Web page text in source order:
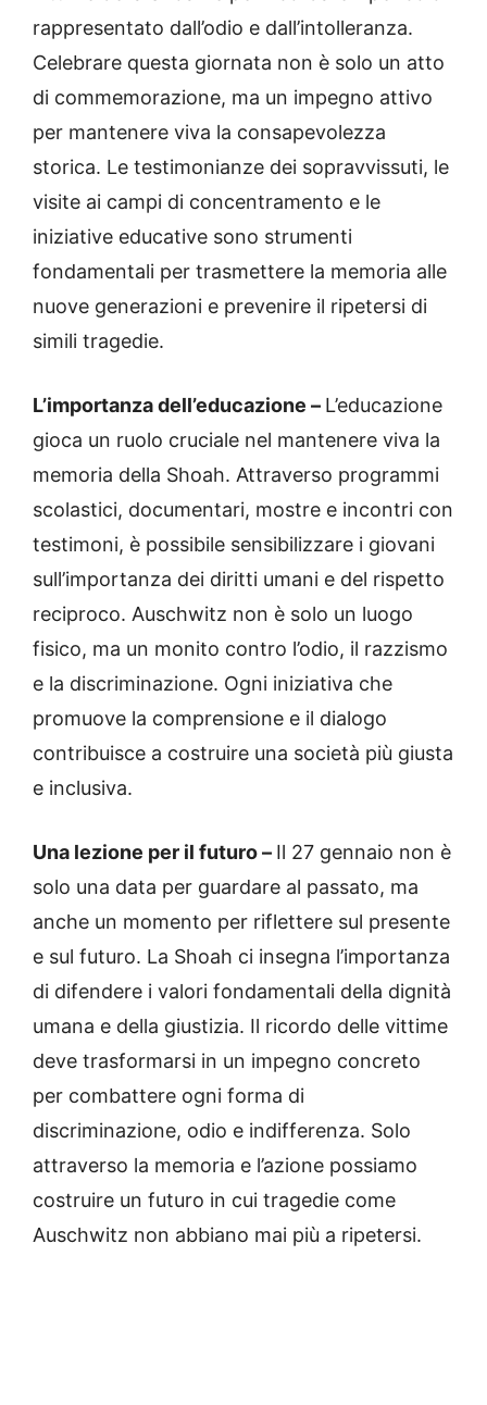
rappresentato dall’odio e dall’intolleranza.
Celebrare questa giornata non è solo un atto
di commemorazione, ma un impegno attivo
per mantenere viva la consapevolezza
storica. Le testimonianze dei sopravvissuti, le
visite ai campi di concentramento e le
iniziative educative sono strumenti
fondamentali per trasmettere la memoria alle
nuove generazioni e prevenire il ripetersi di
simili tragedie.
L’importanza dell’educazione – L’educazione
gioca un ruolo cruciale nel mantenere viva la
memoria della Shoah. Attraverso programmi
scolastici, documentari, mostre e incontri con
testimoni, è possibile sensibilizzare i giovani
sull’importanza dei diritti umani e del rispetto
reciproco. Auschwitz non è solo un luogo
fisico, ma un monito contro l’odio, il razzismo
e la discriminazione. Ogni iniziativa che
promuove la comprensione e il dialogo
contribuisce a costruire una società più giusta
e inclusiva.
Una lezione per il futuro – Il 27 gennaio non è
solo una data per guardare al passato, ma
anche un momento per riflettere sul presente
e sul futuro. La Shoah ci insegna l’importanza
di difendere i valori fondamentali della dignità
umana e della giustizia. Il ricordo delle vittime
deve trasformarsi in un impegno concreto
per combattere ogni forma di
discriminazione, odio e indifferenza. Solo
attraverso la memoria e l’azione possiamo
costruire un futuro in cui tragedie come
Auschwitz non abbiano mai più a ripetersi.